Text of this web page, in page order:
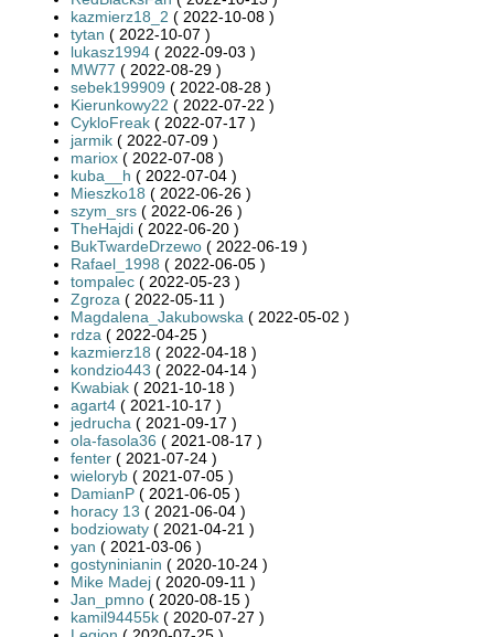
kazmierz18_2 ( 2022-10-08 )
tytan ( 2022-10-07 )
lukasz1994 ( 2022-09-03 )
MW77 ( 2022-08-29 )
sebek199909 ( 2022-08-28 )
Kierunkowy22 ( 2022-07-22 )
CykloFreak ( 2022-07-17 )
jarmik ( 2022-07-09 )
mariox ( 2022-07-08 )
kuba__h ( 2022-07-04 )
Mieszko18 ( 2022-06-26 )
szym_srs ( 2022-06-26 )
TheHajdi ( 2022-06-20 )
BukTwardeDrzewo ( 2022-06-19 )
Rafael_1998 ( 2022-06-05 )
tompalec ( 2022-05-23 )
Zgroza ( 2022-05-11 )
Magdalena_Jakubowska ( 2022-05-02 )
rdza ( 2022-04-25 )
kazmierz18 ( 2022-04-18 )
kondzio443 ( 2022-04-14 )
Kwabiak ( 2021-10-18 )
agart4 ( 2021-10-17 )
jedrucha ( 2021-09-17 )
ola-fasola36 ( 2021-08-17 )
fenter ( 2021-07-24 )
wieloryb ( 2021-07-05 )
DamianP ( 2021-06-05 )
horacy 13 ( 2021-06-04 )
bodziowaty ( 2021-04-21 )
yan ( 2021-03-06 )
gostyninianin ( 2020-10-24 )
Mike Madej ( 2020-09-11 )
Jan_pmno ( 2020-08-15 )
kamil94455k ( 2020-07-27 )